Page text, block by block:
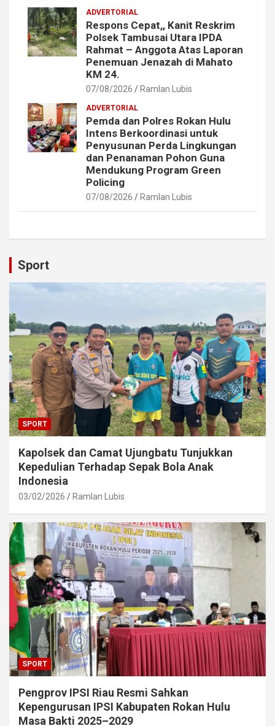
ADVERTORIAL
Respons Cepat,, Kanit Reskrim
Polsek Tambusai Utara IPDA
Rahmat – Anggota Atas Laporan
Penemuan Jenazah di Mahato
KM 24.
07/08/2026 Ramlan Lubis
ADVERTORIAL
Pemda dan Polres Rokan Hulu
Intens Berkoordinasi untuk
Penyusunan Perda Lingkungan
dan Penanaman Pohon Guna
Mendukung Program Green
Policing
07/08/2026 Ramlan Lubis
Sport
SPORT
Kapolsek dan Camat Ujungbatu Tunjukkan
Kepedulian Terhadap Sepak Bola Anak
Indonesia
03/02/2026 Ramlan Lubis
SPORT
Pengprov IPSI Riau Resmi Sahkan
Kepengurusan IPSI Kabupaten Rokan Hulu
Masa Bakti 2025–2029